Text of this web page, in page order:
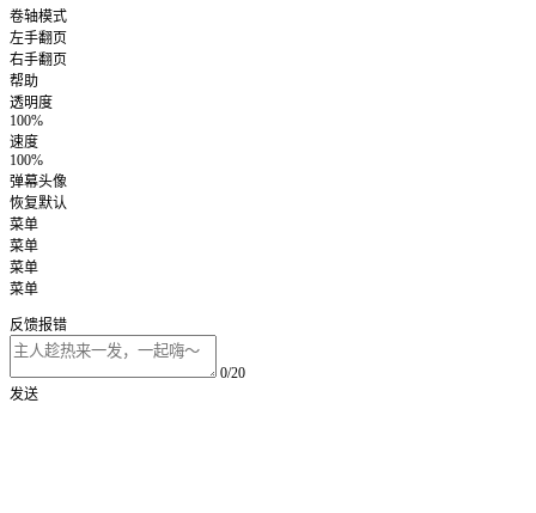
卷轴模式
左手翻页
右手翻页
帮助
透明度
100%
速度
100%
弹幕头像
恢复默认
菜单
菜单
菜单
菜单
反馈报错
0/20
发送